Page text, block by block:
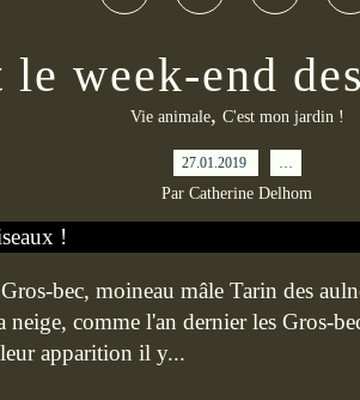
le week-end
Vie animale, C'est mon jardin !
27.01.2019 …
Par Catherine Delhom
bec, moineau mâle Tarin des
comme l'an dernier les Gros-
apparition il y...